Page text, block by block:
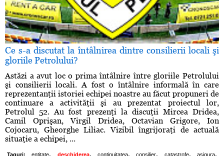
Ce s-a discutat la întâlnirea dintre consilierii locali şi
gloriile Petrolului?
Astăzi a avut loc o prima întâlnire între gloriile Petrolului
şi consilierii locali. A fost o întâlnire informală în care
reprezentanţii istoriei echipei noastre au făcut propuneri de
continuare a activităţii şi au prezentat proiectul lor,
Petrolul 52. Au fost prezenţi la discuţii Mircea Dridea,
Camil Oprişan, Virgil Dridea, Octavian Grigore, Ion
Cojocaru, Gheorghe Liliac. Vizibil îngrijoraţi de actuală
situaţie a echipei, ...
Taguri: entitate, deschiderea, continuitatea, consilier, catastrofe, asigura,